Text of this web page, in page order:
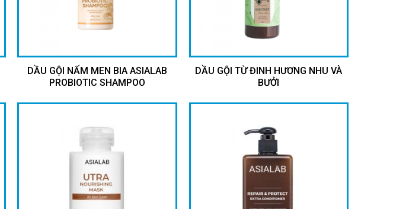
DẦU GỘI NẤM MEN BIA ASIALAB
PROBIOTIC SHAMPOO
DẦU GỘI TỪ ĐINH HƯƠNG NHU VÀ
BƯỞI